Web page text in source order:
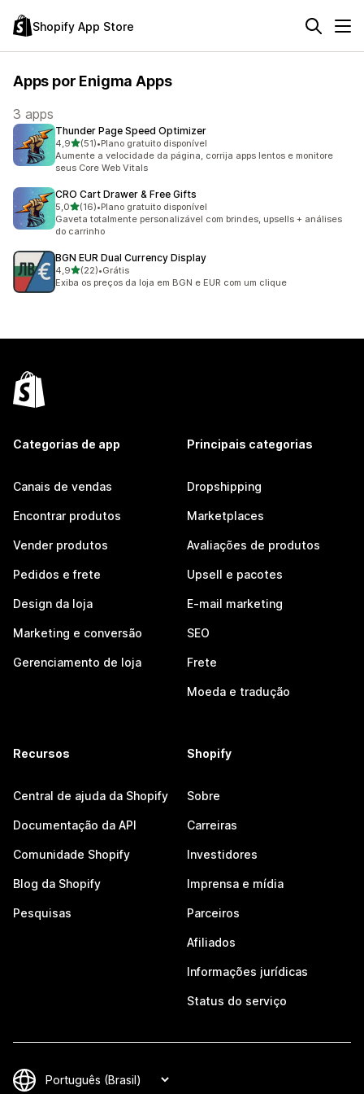
Shopify App Store
Apps por Enigma Apps
3 apps
Thunder Page Speed Optimizer
4,9de 5 estrelas
(51)
51 avaliações ao todo
•Plano gratuito disponível
Aumente a velocidade da página, corrija apps lentos e monitore
seus Core Web Vitals
CRO Cart Drawer & Free Gifts
5,0de 5 estrelas
(16)
16 avaliações ao todo
•Plano gratuito disponível
Gaveta totalmente personalizável com brindes, upsells + análises
do carrinho
BGN EUR Dual Currency Display
4,9de 5 estrelas
(22)
22 avaliações ao todo
•Grátis
Exiba os preços da loja em BGN e EUR com um clique
Categorias de app
Canais de vendas
Encontrar produtos
Vender produtos
Pedidos e frete
Design da loja
Marketing e conversão
Gerenciamento de loja
Principais categorias
Dropshipping
Marketplaces
Avaliações de produtos
Upsell e pacotes
E-mail marketing
SEO
Frete
Moeda e tradução
Recursos
Central de ajuda da Shopify
Documentação da API
Comunidade Shopify
Blog da Shopify
Pesquisas
Shopify
Sobre
Carreiras
Investidores
Imprensa e mídia
Parceiros
Afiliados
Informações jurídicas
Status do serviço